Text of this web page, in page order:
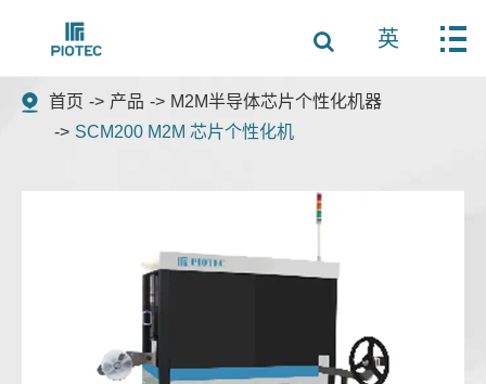
英
首页 产品
M2M半导体芯片个性化机器
SCM200 M2M 芯片个性化机